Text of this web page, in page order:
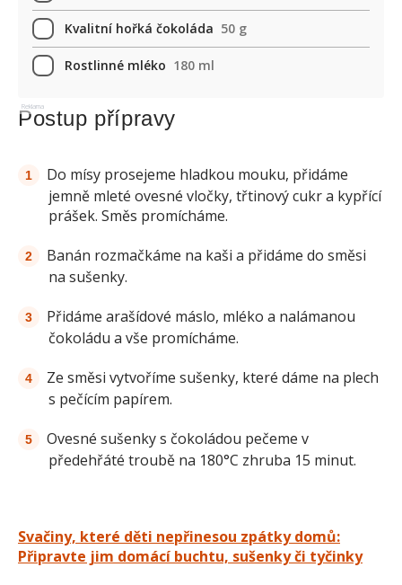
Kvalitní hořká čokoláda 50 g
Rostlinné mléko 180 ml
Reklama
Postup přípravy
Do mísy prosejeme hladkou mouku, přidáme
jemně mleté ovesné vločky, třtinový cukr a kypřící
prášek. Směs promícháme.
Banán rozmačkáme na kaši a přidáme do směsi
na sušenky.
Přidáme arašídové máslo, mléko a nalámanou
čokoládu a vše promícháme.
Ze směsi vytvoříme sušenky, které dáme na plech
s pečícím papírem.
Ovesné sušenky s čokoládou pečeme v
předehřáté troubě na 180°C zhruba 15 minut.
Svačiny, které děti nepřinesou zpátky domů:
Připravte jim domácí buchtu, sušenky či tyčinky